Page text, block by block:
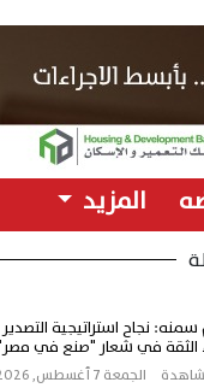
المزيد
سمنه: نجاح استراتيجية
الثقة في شعار "صنع في
الجمعة 7 أغسطس, 2026 20:37